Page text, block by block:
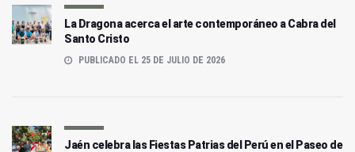
La Dragona acerca el arte contemporáneo a Cabra del
Santo Cristo
PUBLICADO EL 25 DE JULIO DE 2026
Jaén celebra las Fiestas Patrias del Perú en el Paseo de